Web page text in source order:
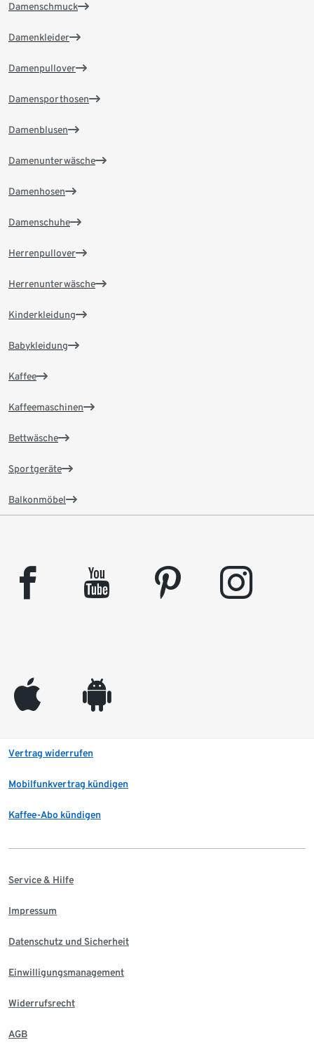
Damenschmuck
Damenkleider
Damenpullover
Damensporthosen
Damenblusen
Damenunterwäsche
Damenhosen
Damenschuhe
Herrenpullover
Herrenunterwäsche
Kinderkleidung
Babykleidung
Kaffee
Kaffeemaschinen
Bettwäsche
Sportgeräte
Balkonmöbel
facebook youtube pinterest instagram
appleinc android
Vertrag widerrufen
Mobilfunkvertrag kündigen
Kaffee-Abo kündigen
Service & Hilfe
Impressum
Datenschutz und Sicherheit
Einwilligungsmanagement
Widerrufsrecht
AGB